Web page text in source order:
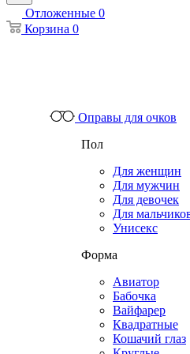
Отложенные 0
Корзина 0
Оправы для очков
Пол
Для женщин
Для мужчин
Для девочек
Для
Унисекс
Форма
Авиатор
Бабочка
Вайфарер
Квадратные
Кошачий глаз